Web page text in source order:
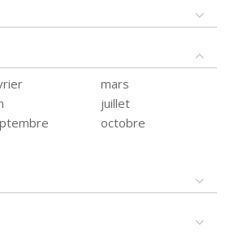
mars
juillet
octobre